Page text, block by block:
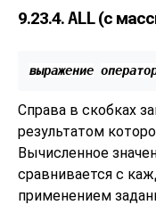
9.23.4.ALL(с
выражение
Справа в скобках
результатом
Вычисленное
сравнивается с
применением